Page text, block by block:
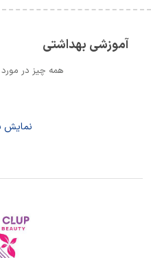
آموزشی بهداشتی
همه چیز در
نمایش